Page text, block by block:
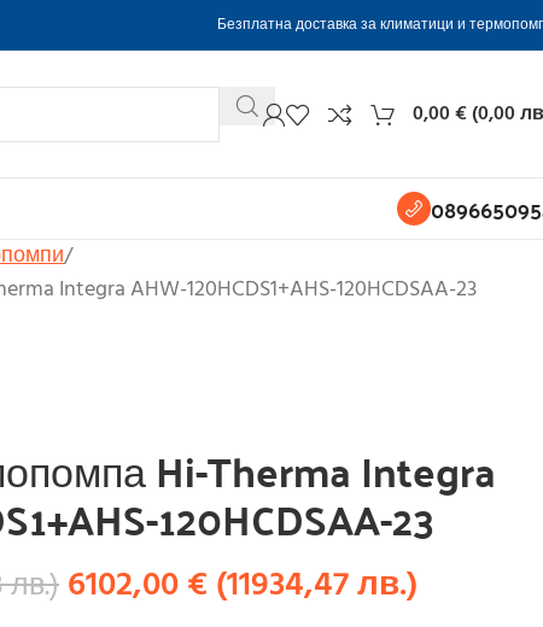
Безплатна доставка за климатици и
0,00€(0,00
Integra AHW-120HCDS1+AHS-120HCDSAA-23
Hi-Therma Integra
120HCDSAA-23
лв.) 6102,00€ (11934,47лв.)